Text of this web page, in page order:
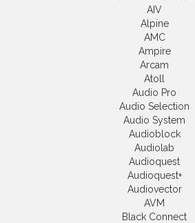
AIV
Alpine
AMC
Ampire
Arcam
Atoll
Audio Pro
Audio Selection
Audio System
Audioblock
Audiolab
Audioquest
Audioquest+
Audiovector
AVM
Black Connect